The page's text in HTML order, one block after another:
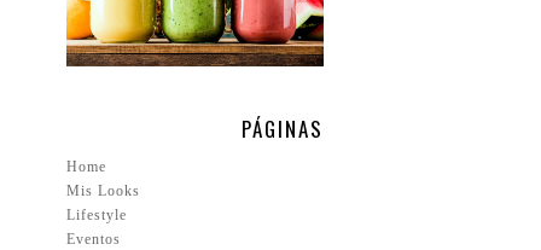
PÁGINAS
Home
Mis Looks
Lifestyle
Eventos